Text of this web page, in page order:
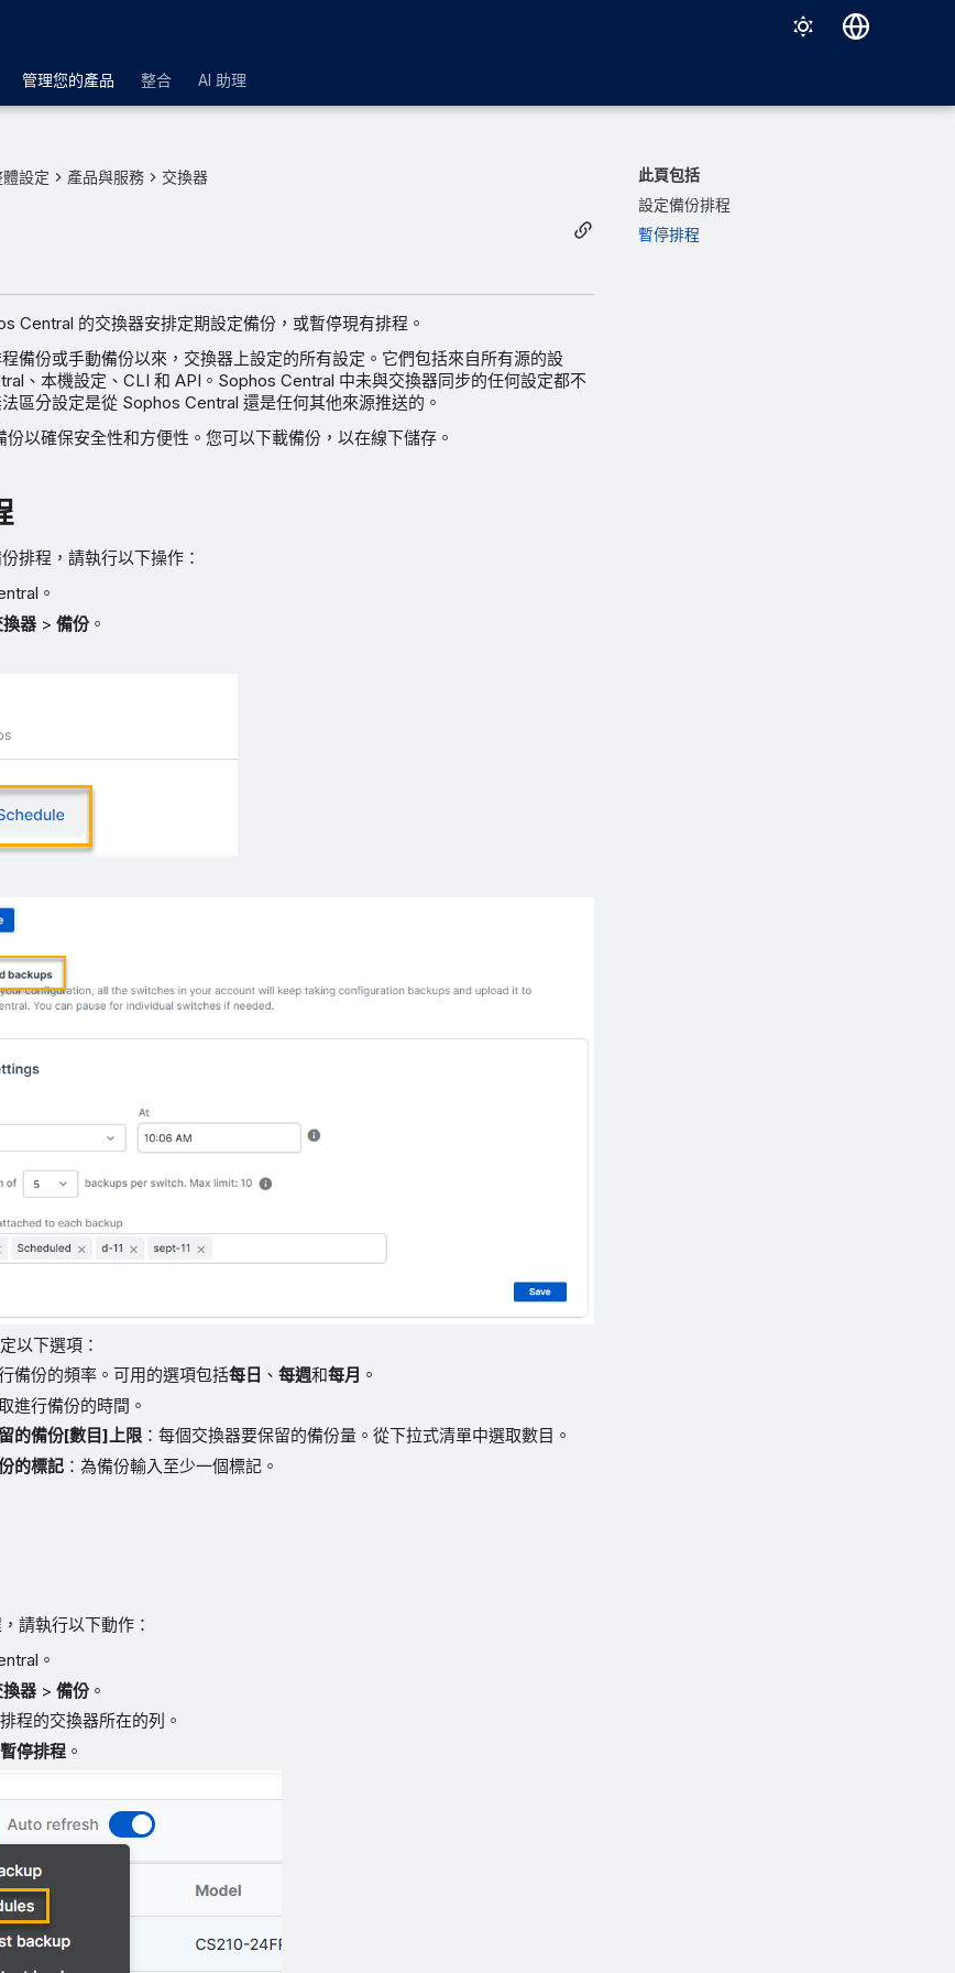
管理您的產品 整合 AI 助理
此頁包括
設定備份排程
暫停排程
體設定 產品與服務 交換器
Central 的交換器安排定期設定備份，或暫停現有排程。
備份或手動備份以來，交換器上設定的所有設定。它們包括來自所有源的設
、本機設定、CLI 和 API。Sophos Central 中未與交換器同步的任何設定都不
區分設定是從 Sophos Central 還是任何其他來源推送的。
以確保安全性和方便性。您可以下載備份，以在線下儲存。
排程，請執行以下操作：
。
換器 >備份 。
以下選項：
備份的頻率。可用的選項包括每日 、每週和每月 。
進行備份的時間。
的備份[數目]上限 ：每個交換器要保留的備份量。從下拉式清單中選取數目。
的標記 ：為備份輸入至少一個標記。
請執行以下動作：
。
換器 >備份 。
程的交換器所在的列。
暫停排程 。